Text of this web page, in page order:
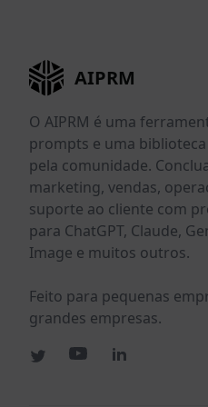
AIPRM
O AIPRM é uma
prompts e uma
pela comunidade.
marketing, vendas,
suporte ao cliente com
para ChatGPT, Claude,
Image e muitos outros.
Feito para pequenas
grandes empresas.